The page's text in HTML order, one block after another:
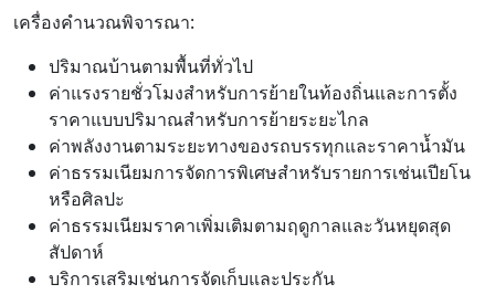
เครื่องคำนวณพิจารณา:
ปริมาณบ้านตามพื้นที่ทั่วไป
ค่าแรงรายชั่วโมงสำหรับการย้ายในท้องถิ่นและการตั้ง
ราคาแบบปริมาณสำหรับการย้ายระยะไกล
ค่าพลังงานตามระยะทางของรถบรรทุกและราคาน้ำมัน
ค่าธรรมเนียมการจัดการพิเศษสำหรับรายการเช่นเปียโน
หรือศิลปะ
ค่าธรรมเนียมราคาเพิ่มเติมตามฤดูกาลและวันหยุดสุด
สัปดาห์
บริการเสริมเช่นการจัดเก็บและประกัน